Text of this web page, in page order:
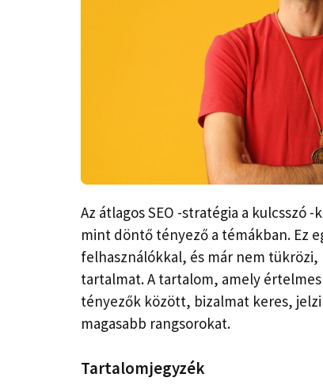
Az átlagos SEO -stratégia a kulcsszó
mint döntő tényező a témákban. Ez
felhasználókkal, és már nem
tartalmat. A tartalom, amely
tényezők között, bizalmat keres,
magasabb rangsorokat.
Tartalomjegyzék